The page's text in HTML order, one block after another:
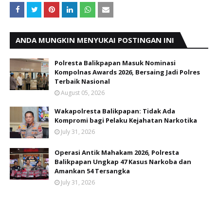
ANDA MUNGKIN MENYUKAI POSTINGAN INI
Polresta Balikpapan Masuk Nominasi
Kompolnas Awards 2026, Bersaing Jadi Polres
Terbaik Nasional
August 05, 2026
Wakapolresta Balikpapan: Tidak Ada
Kompromi bagi Pelaku Kejahatan Narkotika
July 31, 2026
Operasi Antik Mahakam 2026, Polresta
Balikpapan Ungkap 47 Kasus Narkoba dan
Amankan 54 Tersangka
July 31, 2026